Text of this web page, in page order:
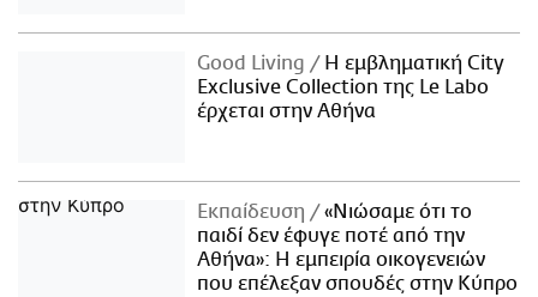
Good Living
Η εμβληματική City
Exclusive Collection της Le Labo
έρχεται στην Αθήνα
Εκπαίδευση
«Νιώσαμε ότι το
παιδί δεν έφυγε ποτέ από την
Αθήνα»: Η εμπειρία οικογενειών
που επέλεξαν σπουδές στην Κύπρο